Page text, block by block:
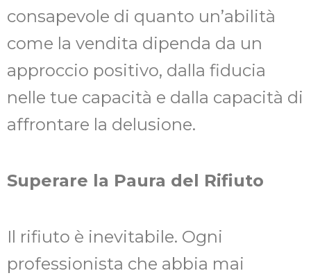
consapevole di quanto un’abilità
come la vendita dipenda da un
approccio positivo, dalla fiducia
nelle tue capacità e dalla capacità di
affrontare la delusione.
Superare la Paura del Rifiuto
Il rifiuto è inevitabile. Ogni
professionista che abbia mai